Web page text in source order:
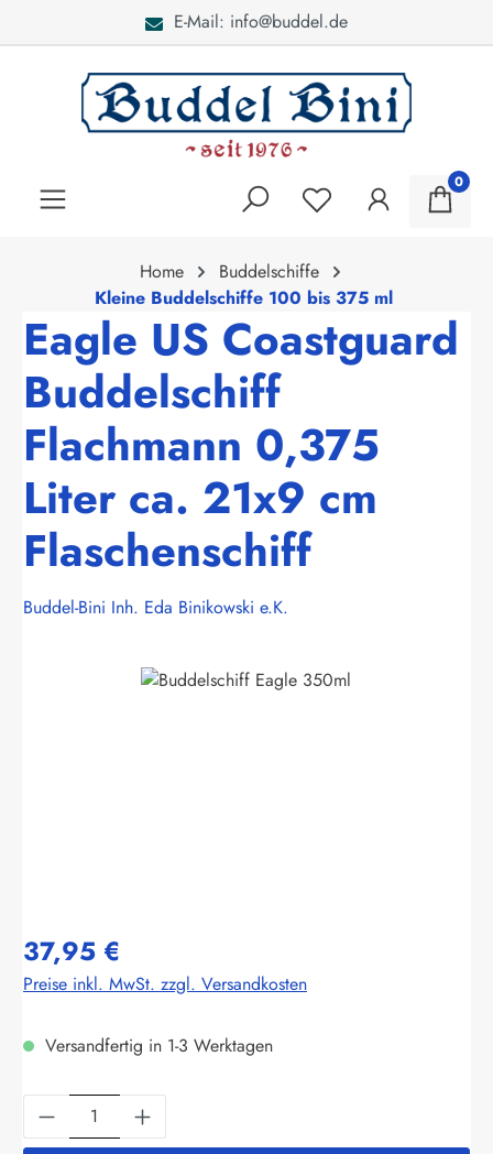
E-Mail: info@buddel.de
0
Home
Buddelschiffe
Kleine Buddelschiffe 100 bis 375 ml
Eagle US Coastguard
Buddelschiff
Flachmann 0,375
Liter ca. 21x9 cm
Flaschenschiff
Buddel-Bini Inh. Eda Binikowski e.K.
Bildergalerie überspringen
37,95 €
Preise inkl. MwSt. zzgl. Versandkosten
Versandfertig in 1-3 Werktagen
Produkt Anzahl: Gib den gewünschten